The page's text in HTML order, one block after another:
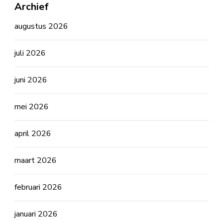
Archief
augustus 2026
juli 2026
juni 2026
mei 2026
april 2026
maart 2026
februari 2026
januari 2026